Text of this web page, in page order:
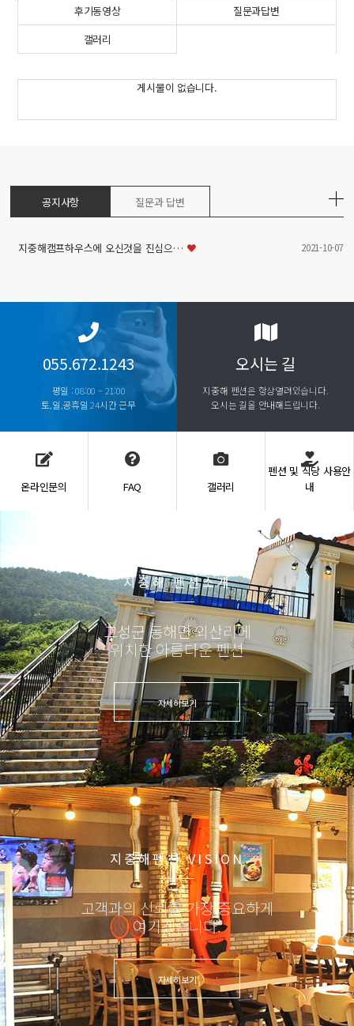
후기동영상
질문과답변
갤러리
게시물이 없습니다.
공지사항 질문과 답변
지중해캠프하우스에 오신것을 진심으… 2021-10-07
055.672.1243
평일 : 08:00 ~ 21:00
토,일,공휴일 24시간 근무
오시는 길
지중해 펜션은 항상열려있습니다.
오시는 길을 안내해드립니다.
온라인문의 FAQ 갤러리
펜션 및 식당 사용안
내
지중해 펜션소개
고성군 동해면 외산리에
위치한 아름다운 펜션
자세히보기
지중해펜션 VISION
고객과의 신뢰를 가장 중요하게
여기겠습니다.
자세히보기